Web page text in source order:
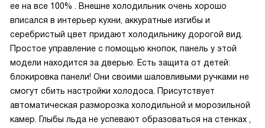
ее на все 100% . Внешне холодильник очень хорошо
вписался в интерьер кухни, аккуратные изгибы и
серебристый цвет придают холодильнику дорогой вид.
Простое управление с помощью кнопок, панель у этой
модели находится за дверью. Есть защита от детей:
блокировка панели! Они своими шаловливыми ручками не
смогут сбить настройки холодоса. Присутствует
автоматическая разморозка холодильной и морозильной
камер. Глыбы льда не успевают образоваться на стенках ,